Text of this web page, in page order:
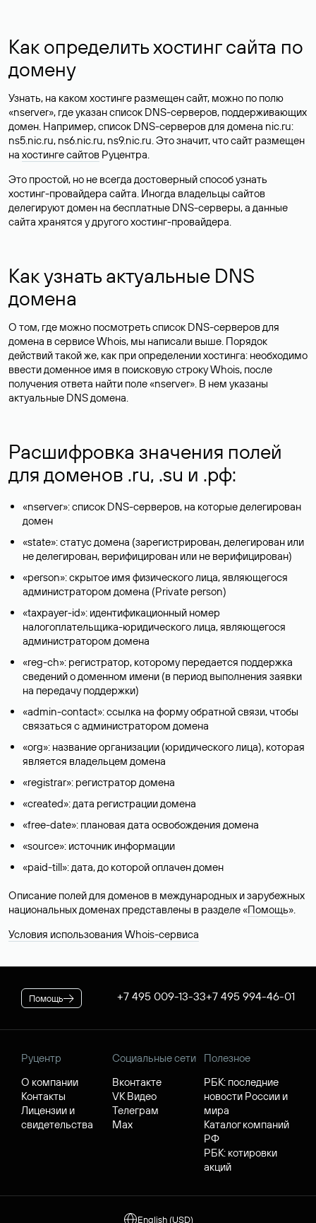
Как определить хостинг сайта по
домену
Узнать, на каком хостинге размещен сайт, можно по полю
«nserver», где указан список DNS-серверов, поддерживающих
домен. Например, список DNS-серверов для домена nic.ru:
ns5.nic.ru, ns6.nic.ru, ns9.nic.ru. Это значит, что сайт размещен
на хостинге сайтов Руцентра.
Это простой, но не всегда достоверный способ узнать
хостинг-провайдера сайта. Иногда владельцы сайтов
делегируют домен на бесплатные DNS-серверы, а данные
сайта хранятся у другого хостинг-провайдера.
Как узнать актуальные DNS
домена
О том, где можно посмотреть список DNS-серверов для
домена в сервисе Whois, мы написали выше. Порядок
действий такой же, как при определении хостинга: необходимо
ввести доменное имя в поисковую строку Whois, после
получения ответа найти поле «nserver». В нем указаны
актуальные DNS домена.
Расшифровка значения полей
для доменов .ru, .su и .рф:
«nserver»: список DNS-серверов, на которые делегирован
домен
«state»: статус домена (зарегистрирован, делегирован или
не делегирован, верифицирован или не верифицирован)
«person»: скрытое имя физического лица, являющегося
администратором домена (Privatе person)
«taxpayer-id»: идентификационный номер
налогоплательщика-юридического лица, являющегося
администратором домена
«reg-ch»: регистратор, которому передается поддержка
сведений о доменном имени (в период выполнения заявки
на передачу поддержки)
«admin-contact»: ссылка на форму обратной связи, чтобы
связаться с администратором домена
«org»: название организации (юридического лица), которая
является владельцем домена
«registrar»: регистратор домена
«created»: дата регистрации домена
«free-date»: плановая дата освобождения домена
«source»: источник информации
«paid-till»: дата, до которой оплачен домен
Описание полей для доменов в международных и зарубежных
национальных доменах представлены в разделе «Помощь».
Условия использования Whois-сервиса
Помощь +7 495 009-13-33+7 495 994-46-01
Руцентр
О компании
Контакты
Лицензии и
свидетельства
Социальные сети
Вконтакте
VK Видео
Телеграм
Max
Полезное
РБК: последние
новости России и
мира
Каталог компаний
РФ
РБК: котировки
акций
English (USD)